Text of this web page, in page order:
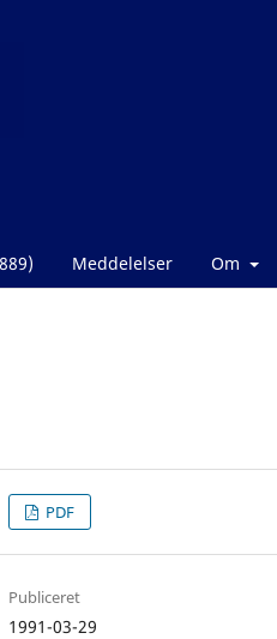
Meddelelser Om
PDF
Publiceret
1991-03-29